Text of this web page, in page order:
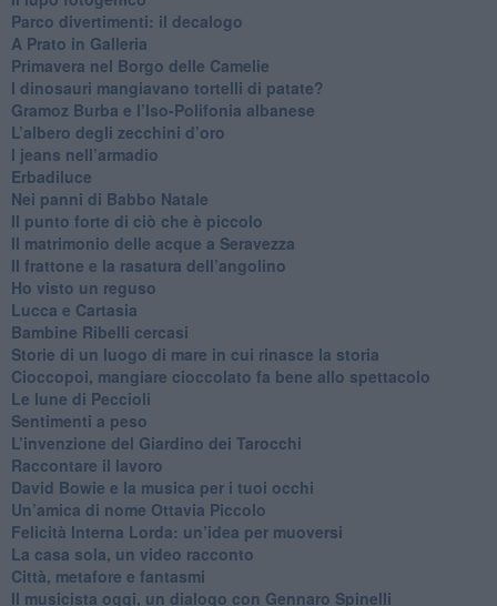
​Parco divertimenti: il decalogo
​A Prato in Galleria
​Primavera nel Borgo delle Camelie
I dinosauri mangiavano tortelli di patate?
​Gramoz Burba e l’Iso-Polifonia albanese
L’albero degli zecchini d’oro
​I jeans nell’armadio
Erbadiluce
Nei panni di Babbo Natale
​Il punto forte di ciò che è piccolo
​Il matrimonio delle acque a Seravezza
​Il frattone e la rasatura dell’angolino
​Ho visto un reguso
Lucca e Cartasia
Bambine Ribelli cercasi
Storie di un luogo di mare in cui rinasce la storia
Cioccopoi, mangiare cioccolato fa bene allo spettacolo
​Le lune di Peccioli
​Sentimenti a peso
​L’invenzione del Giardino dei Tarocchi
​Raccontare il lavoro
David Bowie e la musica per i tuoi occhi
Un’amica di nome Ottavia Piccolo
​Felicità Interna Lorda: un’idea per muoversi
​La casa sola, un video racconto
​Città, metafore e fantasmi
Il musicista oggi, un dialogo con Gennaro Spinelli